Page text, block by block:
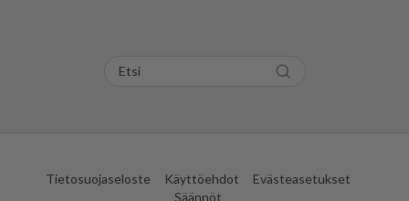
Tietosuojaseloste Käyttöehdot
Evästeasetukset
Säännöt